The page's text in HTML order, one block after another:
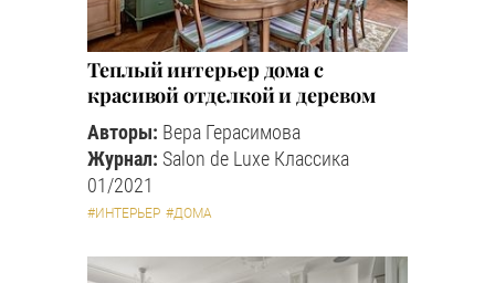
Теплый интерьер дома с
красивой отделкой и деревом
Авторы: Вера Герасимова
Журнал: Salon de Luxe Классика
01/2021
#ИНТЕРЬЕР #ДОМА